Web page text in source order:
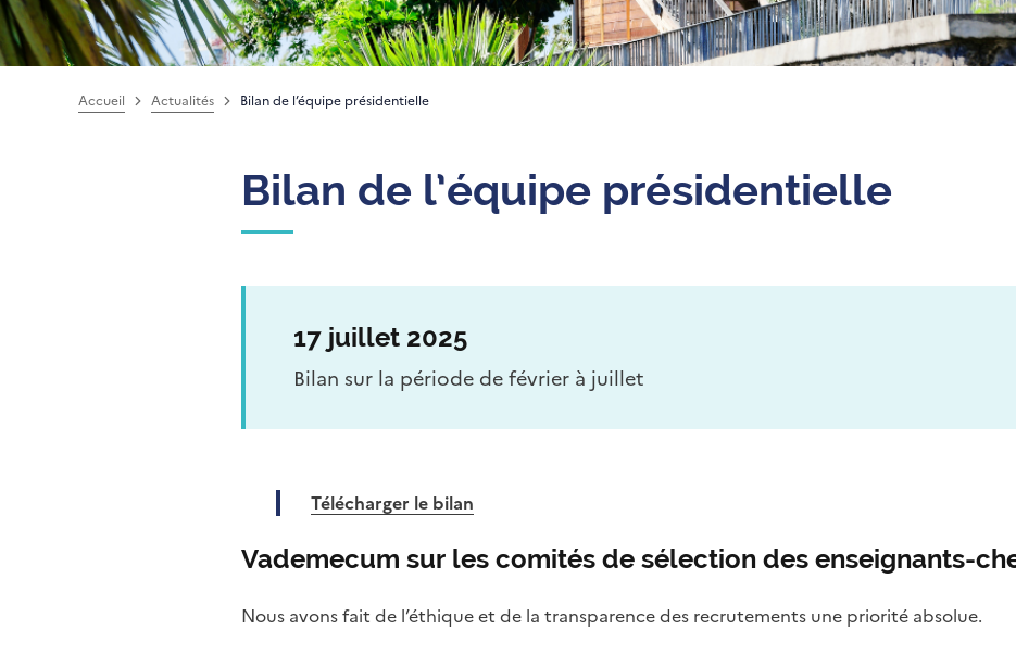
Accueil Actualités Bilan de l’équipe présidentielle
Bilan de l’équipe présidentielle
17 juillet 2025
Bilan sur la période de février à juillet
Télécharger le bilan
Vademecum sur les comités de sélection des enseignants-
Nous avons fait de l’éthique et de la transparence des recrutements une priorité absolue.